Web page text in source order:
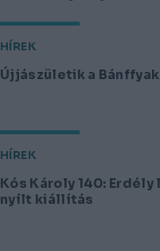
HÍREK
Újjászületik a
HÍREK
Kós Károly 140:
nyílt kiállítás